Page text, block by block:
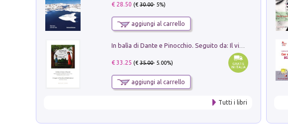
€ 28.50 (€30.00- 5%)
aggiungi al carrello
€ 33.25 (€35.00- 5.00%)
aggiungi al carrello
Tutti i libri